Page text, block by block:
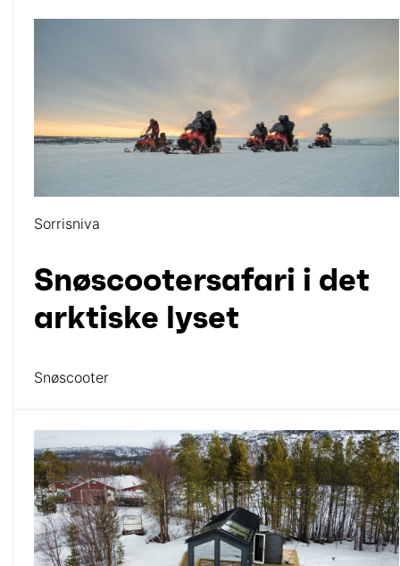
Sorrisniva
Snøscootersafari i det
arktiske lyset
Snøscooter